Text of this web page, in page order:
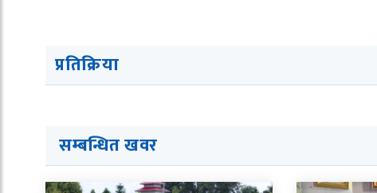
प्रतिक्रिया
सम्बन्धित खवर